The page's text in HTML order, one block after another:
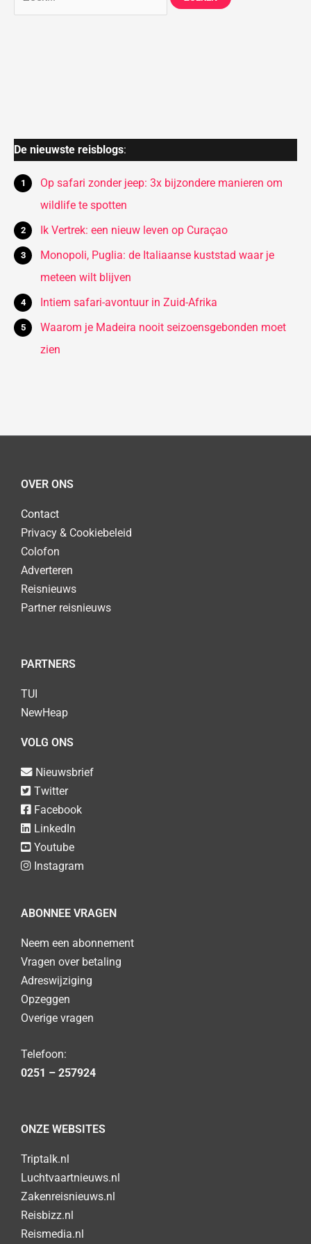
De nieuwste reisblogs:
Op safari zonder jeep: 3x bijzondere manieren om
wildlife te spotten
Ik Vertrek: een nieuw leven op Curaçao
Monopoli, Puglia: de Italiaanse kuststad waar je
meteen wilt blijven
Intiem safari-avontuur in Zuid-Afrika
Waarom je Madeira nooit seizoensgebonden moet
zien
OVER ONS
Contact
Privacy & Cookiebeleid
Colofon
Adverteren
Reisnieuws
Partner reisnieuws
PARTNERS
TUI
NewHeap
VOLG ONS
Nieuwsbrief
Twitter
Facebook
LinkedIn
Youtube
Instagram
ABONNEE VRAGEN
Neem een abonnement
Vragen over betaling
Adreswijziging
Opzeggen
Overige vragen
Telefoon:
0251 – 257924
ONZE WEBSITES
Triptalk.nl
Luchtvaartnieuws.nl
Zakenreisnieuws.nl
Reisbizz.nl
Reismedia.nl